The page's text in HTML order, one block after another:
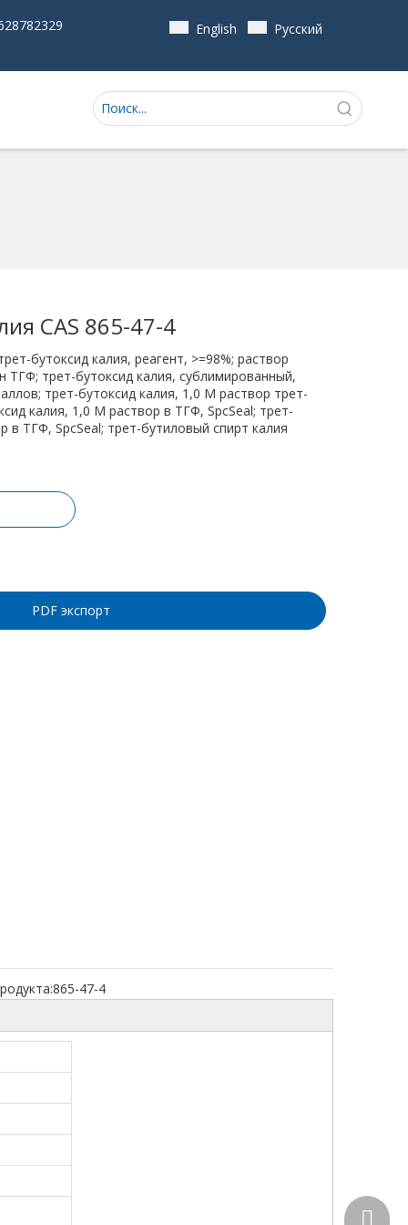
English Pусский
CAS 865-47-4
бутоксид калия, реагент, >=98%; раствор
ТГФ; трет-бутоксид калия, сублимированный,
трет-бутоксид калия, 1,0 М раствор трет-
калия, 1,0 М раствор в ТГФ, SpcSeal; трет-
в ТГФ, SpcSeal; трет-бутиловый спирт калия
PDF экспорт
865-47-4
+86-